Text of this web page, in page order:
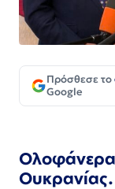
Πρόσθεσε το
Google
Ολοφάνερα
Ουκρανίας.